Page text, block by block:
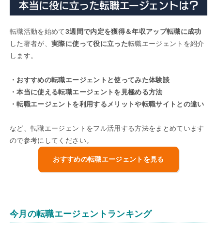
転職活動を始めて3週間で内定を獲得＆年収アップ転職に成功
した著者が、実際に使って役に立った転職エージェントを紹介
します。
・おすすめの転職エージェントと使ってみた体験談
・本当に使える転職エージェントを見極める方法
・転職エージェントを利用するメリットや転職サイトとの違い
など、転職エージェントをフル活用する方法をまとめています
ので参考にしてください。
おすすめの転職エージェントを見る
今月の転職エージェントランキング